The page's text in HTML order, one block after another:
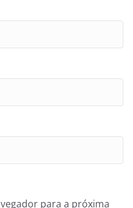
para a próxima